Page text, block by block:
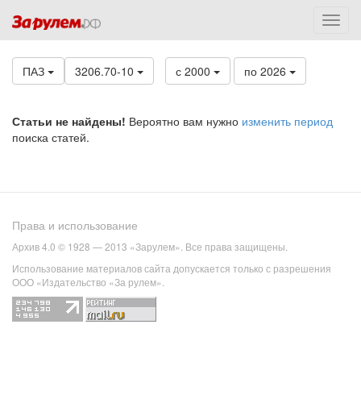
ПАЗ 3206.70-10 с 2000 по 2026
Статьи не найдены! Вероятно вам нужно изменить период
поиска статей.
Права и использование
Архив 4.0 © 1928 — 2013 «Зарулем». Все права защищены.
Использование материалов сайта допускается только с разрешения
ООО «Издательство «За рулем».